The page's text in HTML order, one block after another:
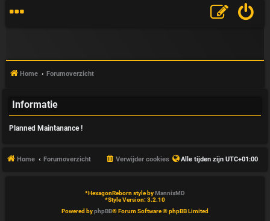
V
A
Home Forumoverzicht
Informatie
Planned Maintanance !
Home Forumoverzicht Alle tijden zijn UTC+01:00
Verwijder cookies
*HexagonReborn style byMannixMD
*Style Version: 3.2.10
Powered byphpBB® Forum Software © phpBB Limited